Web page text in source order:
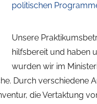
politischen
Unsere
hilfsbereit und haben
wurden wir im
Durch verschiedene
die Vertaktung